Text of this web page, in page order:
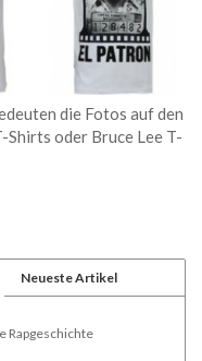
die Fotos auf den
oder Bruce Lee T-
Neueste Artikel
Rapgeschichte